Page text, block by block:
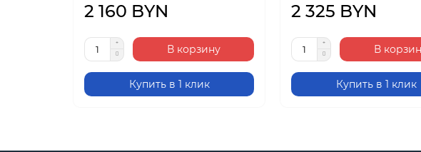
2 160 BYN
В корзину
Купить в 1 клик
2 325 BYN
В
Купить в 1 клик